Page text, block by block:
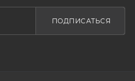
ПОДПИСАТЬСЯ